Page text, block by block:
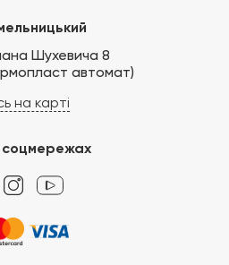
Шухевича 8
автомат)
на карті